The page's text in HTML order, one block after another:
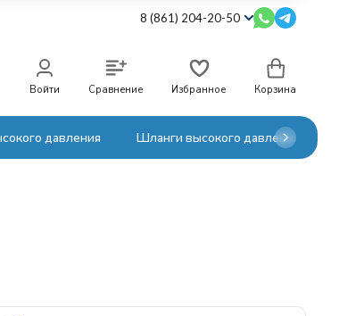
8 (861) 204-20-50
Войти Сравнение Избранное Корзина
давления Шланги высокого давления